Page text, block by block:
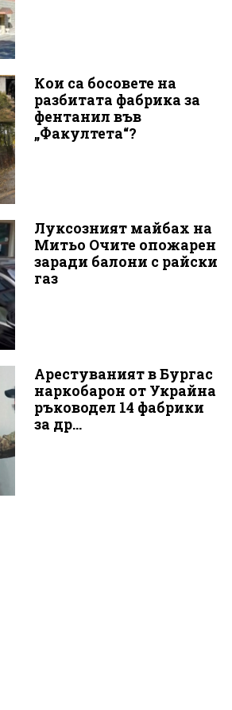
Кои са босовете на
разбитата фабрика за
фентанил във
„Факултета“?
Луксозният майбах на
Митьо Очите опожарен
заради балони с райски
газ
Арестуваният в Бургас
наркобарон от Украйна
ръководел 14 фабрики
за др...